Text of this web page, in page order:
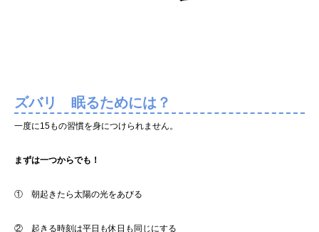
ズバリ 眠るためには？
一度に15もの習慣を身につけられません。
まずは一つからでも！
① 朝起きたら太陽の光をあびる
② 起きる時刻は平日も休日も同じにする